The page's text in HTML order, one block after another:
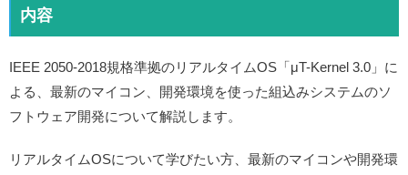
内容
IEEE 2050-2018規格準拠のリアルタイムOS「μT-Kernel 3.0」に
よる、最新のマイコン、開発環境を使った組込みシステムのソ
フトウェア開発について解説します。
リアルタイムOSについて学びたい方、最新のマイコンや開発環